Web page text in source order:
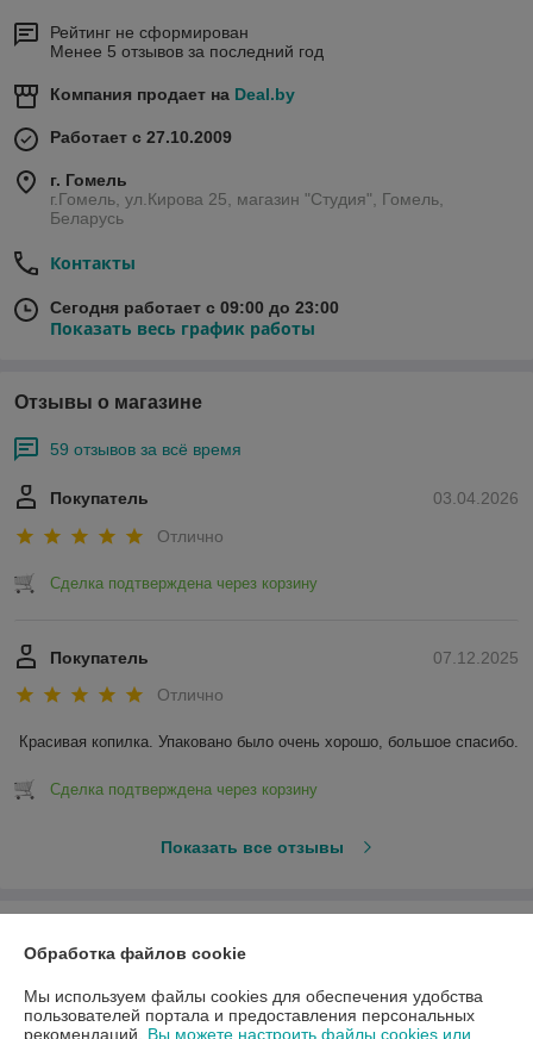
Рейтинг не сформирован
Менее 5 отзывов за последний год
Компания продает на Deal.by
Работает с 27.10.2009
г. Гомель
г.Гомель, ул.Кирова 25, магазин "Студия", Гомель,
Беларусь
Контакты
Сегодня работает с 09:00 до 23:00
Показать весь график работы
Отзывы о магазине
59 отзывов за всё время
03.04.2026
Покупатель
Отлично
Сделка подтверждена через корзину
07.12.2025
Покупатель
Отлично
Красивая копилка. Упаковано было очень хорошо, большое спасибо.
Сделка подтверждена через корзину
Показать все отзывы
Обработка файлов cookie
Мы используем файлы cookies для обеспечения удобства
пользователей портала и предоставления персональных
рекомендаций. Вы можете настроить файлы cookies или